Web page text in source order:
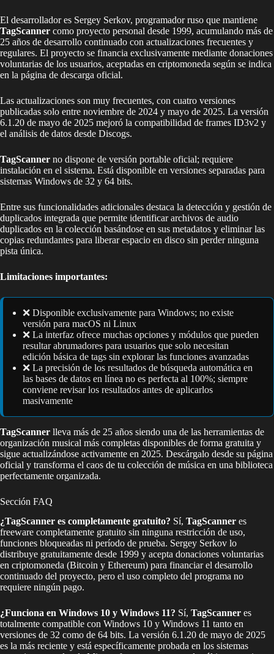
El desarrollador es Sergey Serkov, programador ruso que mantiene
TagScanner como proyecto personal desde 1999, acumulando más de
25 años de desarrollo continuado con actualizaciones frecuentes y
regulares. El proyecto se financia exclusivamente mediante donaciones
voluntarias de los usuarios, aceptadas en criptomoneda según se indica
en la página de descarga oficial.
Las actualizaciones son muy frecuentes, con cuatro versiones
publicadas solo entre noviembre de 2024 y mayo de 2025. La versión
6.1.20 de mayo de 2025 mejoró la compatibilidad de frames ID3v2 y
el análisis de datos desde Discogs.
TagScanner no dispone de versión portable oficial; requiere
instalación en el sistema. Está disponible en versiones separadas para
sistemas Windows de 32 y 64 bits.
Entre sus funcionalidades adicionales destaca la detección y gestión de
duplicados integrada que permite identificar archivos de audio
duplicados en la colección basándose en sus metadatos y eliminar las
copias redundantes para liberar espacio en disco sin perder ninguna
pista única.
Limitaciones importantes:
❌ Disponible exclusivamente para Windows; no existe
versión para macOS ni Linux
❌ La interfaz ofrece muchas opciones y módulos que pueden
resultar abrumadores para usuarios que solo necesitan
edición básica de tags sin explorar las funciones avanzadas
❌ La precisión de los resultados de búsqueda automática en
las bases de datos en línea no es perfecta al 100%; siempre
conviene revisar los resultados antes de aplicarlos
masivamente
TagScanner lleva más de 25 años siendo una de las herramientas de
organización musical más completas disponibles de forma gratuita y
sigue actualizándose activamente en 2025. Descárgalo desde su página
oficial y transforma el caos de tu colección de música en una biblioteca
perfectamente organizada.
Sección FAQ
¿TagScanner es completamente gratuito? Sí, TagScanner es
freeware completamente gratuito sin ninguna restricción de uso,
funciones bloqueadas ni período de prueba. Sergey Serkov lo
distribuye gratuitamente desde 1999 y acepta donaciones voluntarias
en criptomoneda (Bitcoin y Ethereum) para financiar el desarrollo
continuado del proyecto, pero el uso completo del programa no
requiere ningún pago.
¿Funciona en Windows 10 y Windows 11? Sí, TagScanner es
totalmente compatible con Windows 10 y Windows 11 tanto en
versiones de 32 como de 64 bits. La versión 6.1.20 de mayo de 2025
es la más reciente y está específicamente probada en los sistemas